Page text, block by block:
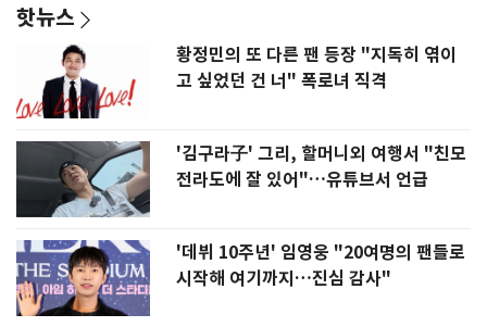
핫뉴스
황정민의 또 다른 팬 등장 "지독히 엮이
고 싶었던 건 너" 폭로녀 직격
'김구라子' 그리, 할머니외 여행서 "친모
전라도에 잘 있어"…유튜브서 언급
'데뷔 10주년' 임영웅 "20여명의 팬들로
시작해 여기까지…진심 감사"